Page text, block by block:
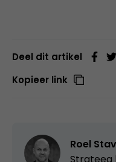
Deel dit artikel
Kopieer link
Roel